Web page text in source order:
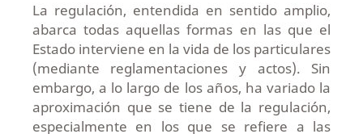
La regulación, entendida en sentido amplio,
abarca todas aquellas formas en las que el
Estado interviene en la vida de los particulares
(mediante reglamentaciones y actos). Sin
embargo, a lo largo de los años, ha variado la
aproximación que se tiene de la regulación,
especialmente en los que se refiere a las